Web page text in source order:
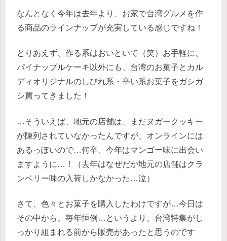
なんとなく今年は去年より、お家で台湾グルメを作
る商品のラインナップが充実している感じですね！
とりあえず、作る系はおいといて（笑）お手軽に、
パイナップルケーキ以外にも、台湾のお菓子とカル
ディオリジナルのしびれ系・辛い系お菓子をガシガ
シ買ってきました！
…そういえば、地元の店舗は、まだヌガークッキー
が陳列されていなかったんですが、オンラインには
あるっぽいので…何卒、今年はマンゴー味に出会い
ますように…！（去年はなぜだか地元の店舗はクラ
ンベリー味の入荷しかなかった…泣）
さて、色々とお菓子を購入したわけですが…今日は
その中から、毎年恒例…というより、台湾特集がし
っかり組まれる前から販売があったと思うのです